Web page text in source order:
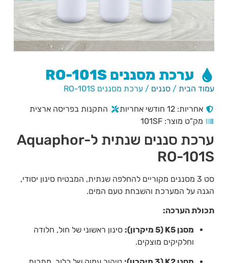
ערכת מסננים RO-101S
עמוד הבית / סננים / ערכת מסננים RO-101S
אחריות: 12 חודשי אחריות
התקנות בפריסה ארצית
מק"ט מוצר: 101SF
ערכת סננים שנתית ל-Aquaphor
RO-101S
סט 3 מסננים מקוריים להחלפה שנתית, המבטיח סינון יסודי,
הגנה על המערכת והשבחת טעם המים.
תכולת הערכה:
מסנן K5 (5 מיקרון):
סינון ראשוני של חול, חלודה
וחלקיקים מוצקים.